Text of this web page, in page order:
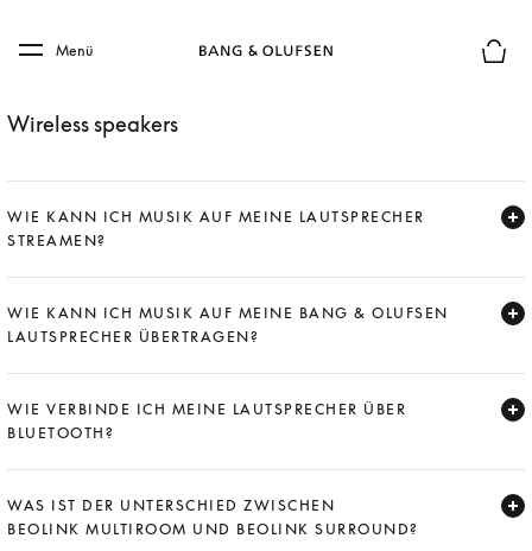
Skip to main footer
Menü
Wireless speakers
WIE KANN ICH MUSIK AUF MEINE LAUTSPRECHER
STREAMEN?
WIE KANN ICH MUSIK AUF MEINE BANG & OLUFSEN
LAUTSPRECHER ÜBERTRAGEN?
WIE VERBINDE ICH MEINE LAUTSPRECHER ÜBER
BLUETOOTH?
WAS IST DER UNTERSCHIED ZWISCHEN
BEOLINK MULTIROOM UND BEOLINK SURROUND?